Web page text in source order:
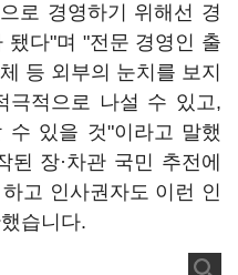
로 경영하기 위해선 경
다"며 "전문 경영인 출
등 외부의 눈치를 보지
극적으로 나설 수 있고,
수 있을 것"이라고 말했
장·차관 국민 추전에
고 인사권자도 이런 인
습니다.